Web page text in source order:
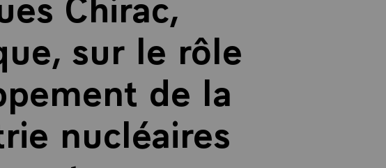
sur le rôle
de la
nucléaires